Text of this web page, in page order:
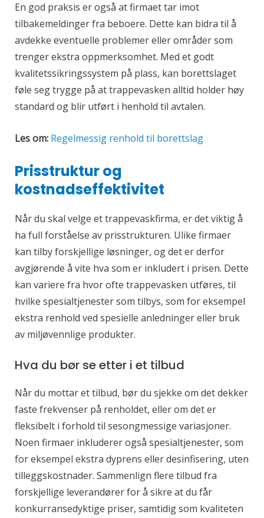
En god praksis er også at firmaet tar imot
tilbakemeldinger fra beboere. Dette kan bidra til å
avdekke eventuelle problemer eller områder som
trenger ekstra oppmerksomhet. Med et godt
kvalitetssikringssystem på plass, kan borettslaget
føle seg trygge på at trappevasken alltid holder høy
standard og blir utført i henhold til avtalen.
Les om: Regelmessig renhold til borettslag
Prisstruktur og
kostnadseffektivitet
Når du skal velge et trappevaskfirma, er det viktig å
ha full forståelse av prisstrukturen. Ulike firmaer
kan tilby forskjellige løsninger, og det er derfor
avgjørende å vite hva som er inkludert i prisen. Dette
kan variere fra hvor ofte trappevasken utføres, til
hvilke spesialtjenester som tilbys, som for eksempel
ekstra renhold ved spesielle anledninger eller bruk
av miljøvennlige produkter.
Hva du bør se etter i et tilbud
Når du mottar et tilbud, bør du sjekke om det dekker
faste frekvenser på renholdet, eller om det er
fleksibelt i forhold til sesongmessige variasjoner.
Noen firmaer inkluderer også spesialtjenester, som
for eksempel ekstra dyprens eller desinfisering, uten
tilleggskostnader. Sammenlign flere tilbud fra
forskjellige leverandører for å sikre at du får
konkurransedyktige priser, samtidig som kvaliteten